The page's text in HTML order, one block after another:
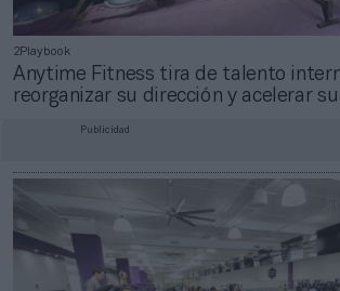
2Playbook
Anytime Fitness tira de talento
reorganizar su dirección y acelerar
Publicidad